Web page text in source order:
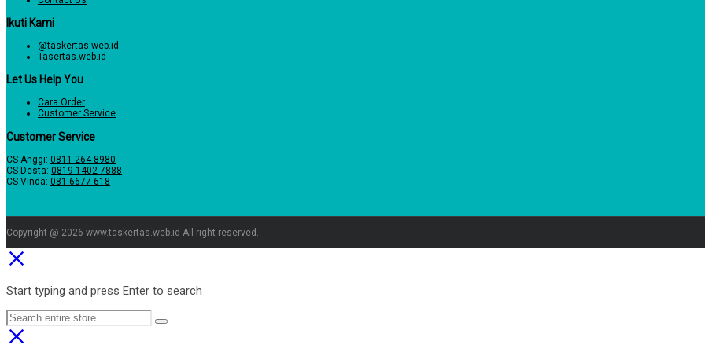
Ikuti Kami
@taskertas.web.id
Tasertas.web.id
Let Us Help You
Cara Order
Customer Service
Customer Service
CS Anggi: 0811-264-8980
CS Desta: 0819-1402-7888
CS Vinda: 081-6677-618
Copyright @ 2026 www.taskertas.web.id All right reserved.
Start typing and press Enter to search